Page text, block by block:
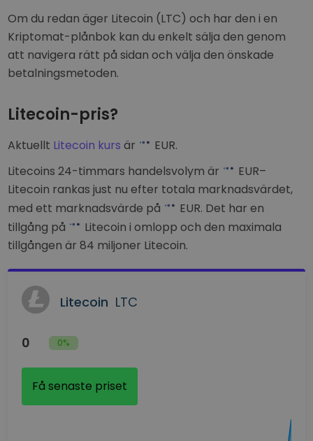
Om du redan äger Litecoin (LTC) och har den i en
Kriptomat-plånbok kan du enkelt sälja den genom
att navigera rätt på sidan och välja den önskade
betalningsmetoden.
Litecoin-pris?
Aktuellt Litecoin kurs är EUR.
Litecoins 24-timmars handelsvolym är
EUR–
Litecoin rankas just nuefter totala marknadsvärdet,
med ett marknadsvärde på
EUR. Det har en
tillgång på
Litecoin i omlopp och den maximala
tillgången är 84 miljoner Litecoin.
Litecoin LTC
0 0%
Få senaste priset